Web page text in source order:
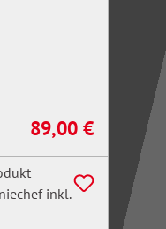
Regulärer Preis:
89,00 €